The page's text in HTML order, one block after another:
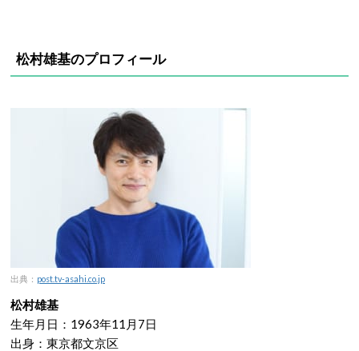
松村雄基のプロフィール
出典： post.tv-asahi.co.jp
松村雄基
生年月日：1963年11月7日
出身：東京都文京区